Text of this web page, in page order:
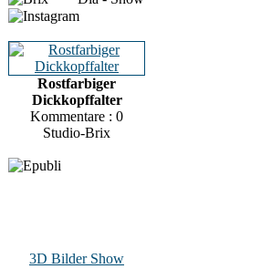
Rostfarbiger
Dickkopffalter
Kommentare : 0
Studio-Brix
3D Bilder Show